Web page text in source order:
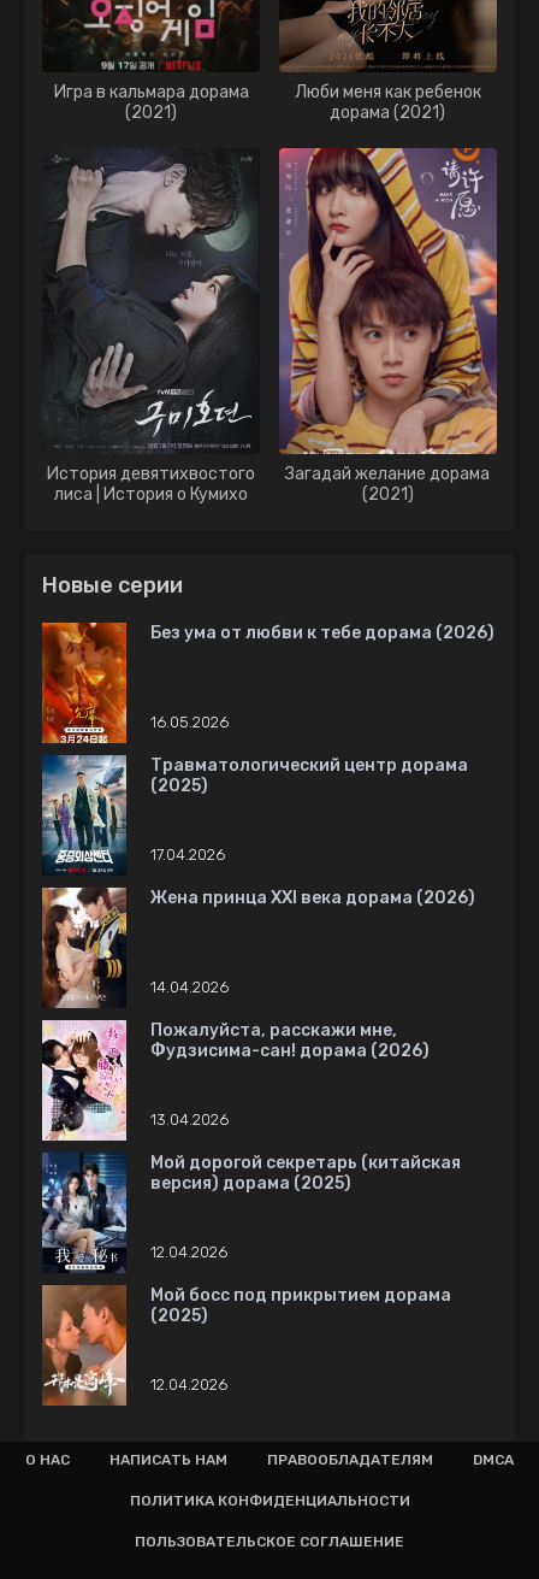
Игра в кальмара дорама
(2021)
Люби меня как ребенок
дорама (2021)
История девятихвостого
лиса | История о Кумихо
Загадай желание дорама
(2021)
Новые серии
Без ума от любви к тебе дорама (2026)
16.05.2026
Травматологический центр дорама
(2025)
17.04.2026
Жена принца XXI века дорама (2026)
14.04.2026
Пожалуйста, расскажи мне,
Фудзисима-сан! дорама (2026)
13.04.2026
Мой дорогой секретарь (китайская
версия) дорама (2025)
12.04.2026
Мой босс под прикрытием дорама
(2025)
12.04.2026
О НАС НАПИСАТЬ НАМ ПРАВООБЛАДАТЕЛЯМ DMCA
ПОЛИТИКА КОНФИДЕНЦИАЛЬНОСТИ
ПОЛЬЗОВАТЕЛЬСКОЕ СОГЛАШЕНИЕ